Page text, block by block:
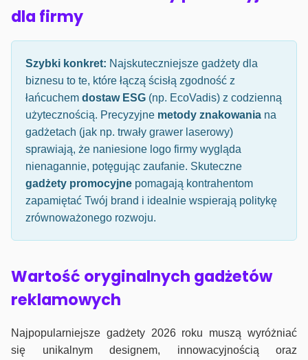
dla firmy
Szybki konkret: Najskuteczniejsze gadżety dla
biznesu to te, które łączą ścisłą zgodność z
łańcuchem dostaw ESG (np. EcoVadis) z codzienną
użytecznością. Precyzyjne metody znakowania na
gadżetach (jak np. trwały grawer laserowy)
sprawiają, że naniesione logo firmy wygląda
nienagannie, potęgując zaufanie. Skuteczne
gadżety promocyjne pomagają kontrahentom
zapamiętać Twój brand i idealnie wspierają politykę
zrównoważonego rozwoju.
Wartość oryginalnych gadżetów
reklamowych
Najpopularniejsze gadżety 2026 roku muszą wyróżniać
się unikalnym designem, innowacyjnością oraz